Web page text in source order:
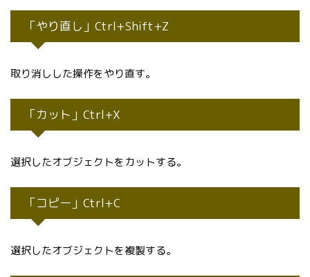
「やり直し」Ctrl+Shift+Z
取り消しした操作をやり直す。
「カット」Ctrl+X
選択したオブジェクトをカットする。
「コピー」Ctrl+C
選択したオブジェクトを複製する。